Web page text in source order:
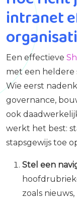
intranet
Een effectieve
met een
Wie eerst
governance,
ook
werkt het best:
stapsgewijs toe
Stel een
zoals